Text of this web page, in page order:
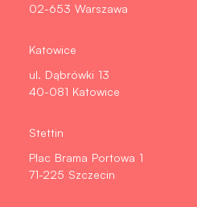
02-653 Warszawa
Katowice
ul. Dąbrówki 13
40-081 Katowice
Stettin
Plac Brama Portowa 1
71-225 Szczecin